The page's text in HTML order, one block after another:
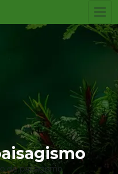
de paisagismo